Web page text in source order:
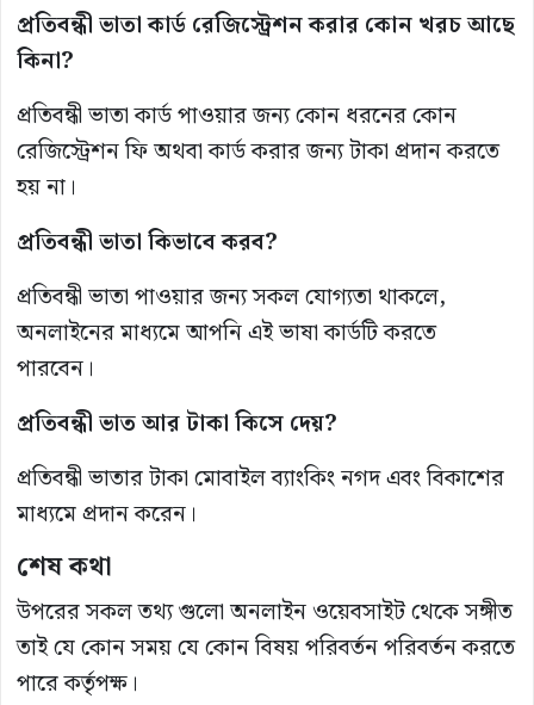
প্রতিবন্ধীভাতাকার্ডরেজিস্ট্রেশনকরারকোনখরচআছে
কিনা?
প্রতিবন্ধী ভাতা কার্ড পাওয়ার জন্য কোন ধরনের কোন
রেজিস্ট্রেশন ফি অথবা কার্ড করার জন্য টাকা প্রদান করতে
হয় না।
প্রতিবন্ধীভাতাকিভাবেকরব?
প্রতিবন্ধী ভাতা পাওয়ার জন্য সকল যোগ্যতা থাকলে,
অনলাইনের মাধ্যমে আপনি এই ভাষা কার্ডটি করতে
পারবেন।
প্রতিবন্ধীভাতআরটাকাকিসেদেয়?
প্রতিবন্ধী ভাতার টাকা মোবাইল ব্যাংকিং নগদ এবং বিকাশের
মাধ্যমে প্রদান করেন।
শেষকথা
উপরের সকল তথ্য গুলো অনলাইন ওয়েবসাইট থেকে সঙ্গীত
তাই যে কোন সময় যে কোন বিষয় পরিবর্তন পরিবর্তন করতে
পারে কর্তৃপক্ষ।